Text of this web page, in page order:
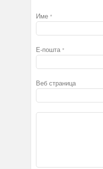
Име *
Е-пошта *
Веб страница